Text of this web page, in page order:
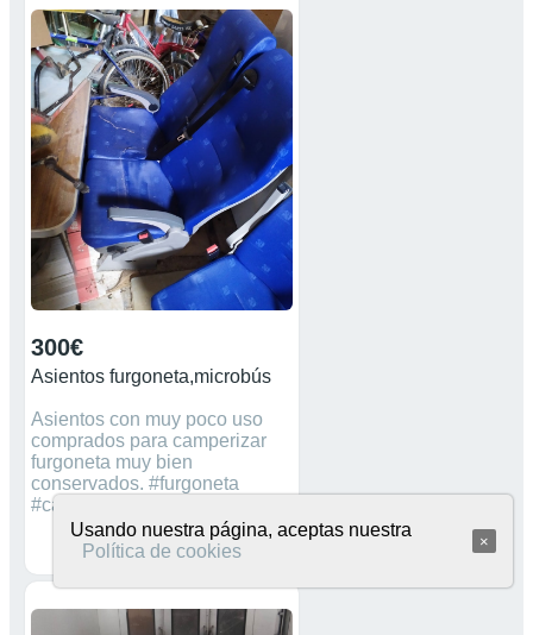
posterior y en la corredera. (Iva
incluido) Cierre de seguridad.
Cerrojo de seguridad.
300€
Asientos furgoneta,microbús
Asientos con muy poco uso
comprados para camperizar
furgoneta muy bien
conservados. #furgoneta
#camper #microbus #auto bus
Usando nuestra página, aceptas nuestra
Política de cookies
×